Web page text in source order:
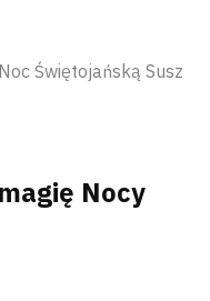
Świętojańską Susz
Nocy